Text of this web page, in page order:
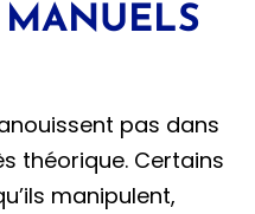
pas dans
théorique. Certains
manipulent,